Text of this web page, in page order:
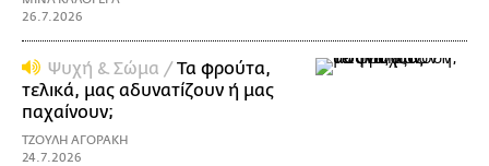
26.7.2026
Ψυχή & Σώμα /Τα φρούτα,
τελικά, μας αδυνατίζουν ή μας
παχαίνουν;
ΤΖΟΥΛΗ ΑΓΟΡΑΚΗ
24.7.2026